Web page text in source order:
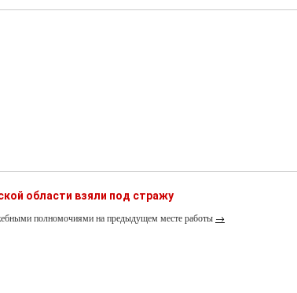
области взяли под стражу
полномочиями на предыдущем месте работы →